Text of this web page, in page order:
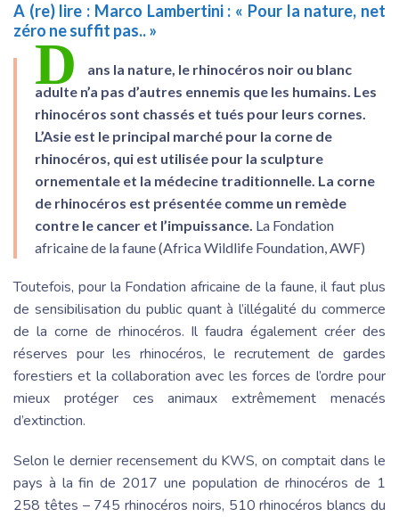
A (re) lire : Marco Lambertini : « Pour la nature, net
zéro ne suffit pas.. »
D
ans la nature, le rhinocéros noir ou blanc
adulte n’a pas d’autres ennemis que les humains. Les
rhinocéros sont chassés et tués pour leurs cornes.
L’Asie est le principal marché pour la corne de
rhinocéros, qui est utilisée pour la sculpture
ornementale et la médecine traditionnelle. La corne
de rhinocéros est présentée comme un remède
contre le cancer et l’impuissance. La Fondation
africaine de la faune (Africa Wildlife Foundation, AWF)
Toutefois, pour la Fondation africaine de la faune, il faut plus
de sensibilisation du public quant à l’illégalité du commerce
de la corne de rhinocéros. Il faudra également créer des
réserves pour les rhinocéros, le recrutement de gardes
forestiers et la collaboration avec les forces de l’ordre pour
mieux protéger ces animaux extrêmement menacés
d’extinction.
Selon le dernier recensement du KWS, on comptait dans le
pays à la fin de 2017 une population de rhinocéros de 1
258 têtes – 745 rhinocéros noirs, 510 rhinocéros blancs du